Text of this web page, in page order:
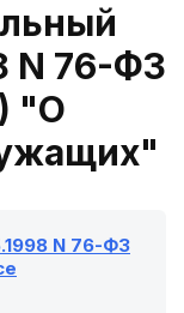
N 76-ФЗ
"О
N 76-ФЗ